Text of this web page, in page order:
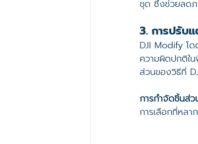
ชุด ซึ่งช่วยลดภ
3. การปรับ
DJI Modify โ
ความผิดปกติใ
ส่วนของวิธีที่
การกำจัดชิ้นส่
การเลือกที่หล